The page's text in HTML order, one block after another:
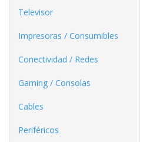
Televisor
Impresoras / Consumibles
Conectividad / Redes
Gaming / Consolas
Cables
Periféricos